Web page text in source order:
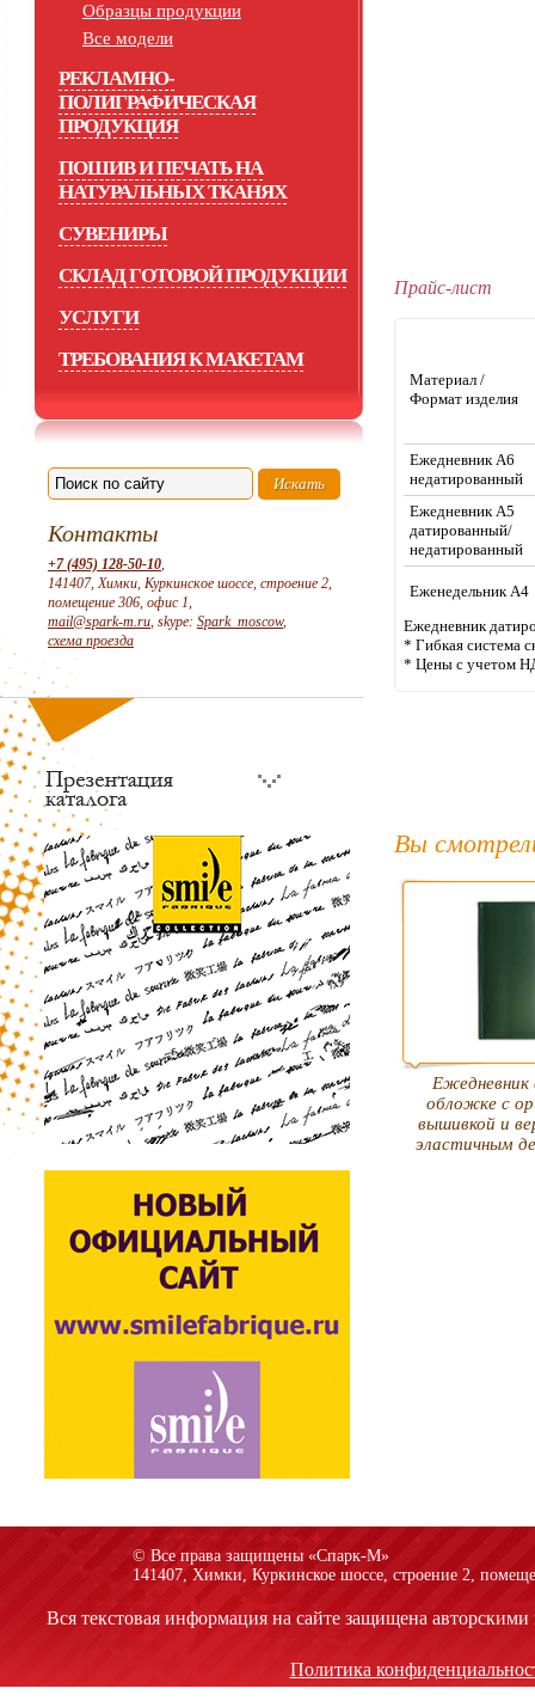
Образцы продукции
Все модели
РЕКЛАМНО-
ПОЛИГРАФИЧЕСКАЯ
ПРОДУКЦИЯ
ПОШИВ И ПЕЧАТЬ НА
НАТУРАЛЬНЫХ ТКАНЯХ
СУВЕНИРЫ
СКЛАД ГОТОВОЙ ПРОДУКЦИИ
УСЛУГИ
ТРЕБОВАНИЯ К МАКЕТАМ
Контакты
+7 (495) 128-50-10,
141407, Химки, Куркинское шоссе, строение 2,
помещение 306, офис 1,
mail@spark-m.ru, skype: Spark_moscow,
схема проезда
Прайс-лист
Материал /
Формат изделия
Ежедневник А6
недатированный
Ежедневник А5
датированный/
недатированный
Еженедельник А4
Ежедневник
* Гибкая система
* Цены с учетом
Вы
Ежедневник
обложке с
вышивкой и
эластичным
© Все права защищены «Спарк-M»
141407, Химки, Куркинское шоссе, строение 2,
Вся текстовая информация на сайте защищена
Политика